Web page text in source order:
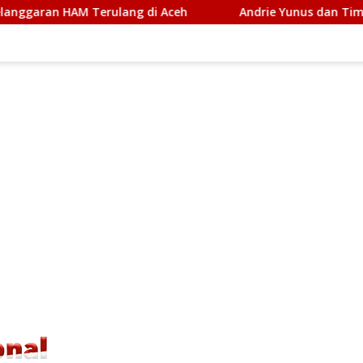
Aceh Andrie Yunus dan Tim Produksi Film “Pesta